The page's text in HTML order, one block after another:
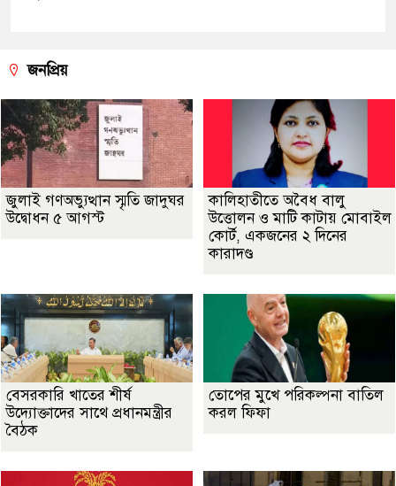
জনপ্রিয়
জুলাই গণঅভ্যুত্থান স্মৃতি জাদুঘর
উদ্বোধন ৫ আগস্ট
কালিহাতীতে অবৈধ বালু
উত্তোলন ও মাটি কাটায় মোবাইল
কোর্ট, একজনের ২ দিনের
কারাদণ্ড
বেসরকারি খাতের শীর্ষ
উদ্যোক্তাদের সাথে প্রধানমন্ত্রীর
বৈঠক
তোপের মুখে পরিকল্পনা বাতিল
করল ফিফা